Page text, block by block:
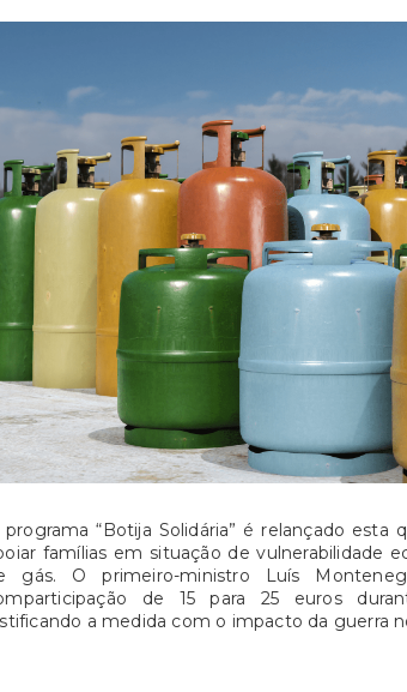
programa “Botija Solidária” é relançado esta
famílias em situação de vulnerabilidade
gás. O primeiro-ministro Luís
de 15 para 25 euros
a medida com o impacto da guerra